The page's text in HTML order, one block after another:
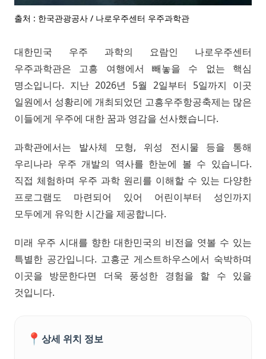
출처 : 한국관광공사 / 나로우주센터 우주과학관
대한민국 우주 과학의 요람인 나로우주센터
우주과학관은 고흥 여행에서 빼놓을 수 없는 핵심
명소입니다. 지난 2026년 5월 2일부터 5일까지 이곳
일원에서 성황리에 개최되었던 고흥우주항공축제는 많은
이들에게 우주에 대한 꿈과 영감을 선사했습니다.
과학관에서는 발사체 모형, 위성 전시물 등을 통해
우리나라 우주 개발의 역사를 한눈에 볼 수 있습니다.
직접 체험하며 우주 과학 원리를 이해할 수 있는 다양한
프로그램도 마련되어 있어 어린이부터 성인까지
모두에게 유익한 시간을 제공합니다.
미래 우주 시대를 향한 대한민국의 비전을 엿볼 수 있는
특별한 공간입니다. 고흥군 게스트하우스에서 숙박하며
이곳을 방문한다면 더욱 풍성한 경험을 할 수 있을
것입니다.
📍 상세 위치 정보